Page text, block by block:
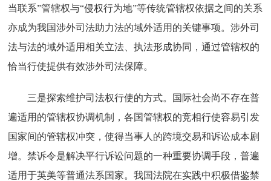
当联系”管辖权与“侵权行为地”等传统管辖权依据之间的关系
亦成为我国涉外司法助力法的域外适用的关键事项。涉外司
法与法的域外适用相关立法、执法形成协同，通过管辖权的
恰当行使提供有效涉外司法保障。
三是探索维护司法权行使的方式。国际社会尚不存在普
遍适用的管辖权协调机制，各国管辖权的竞相行使容易引发
国家间的管辖权冲突，使得当事人的跨境交易和诉讼成本剧
增。禁诉令是解决平行诉讼问题的一种重要协调手段，普遍
适用于英美等普通法系国家。我国法院在实践中积极借鉴禁